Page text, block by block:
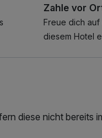
vom 01.07.
Sie hierfür Ihre
entdecken die
Zahle vor
Freue dich
diesem Hotel
diese nicht bereits